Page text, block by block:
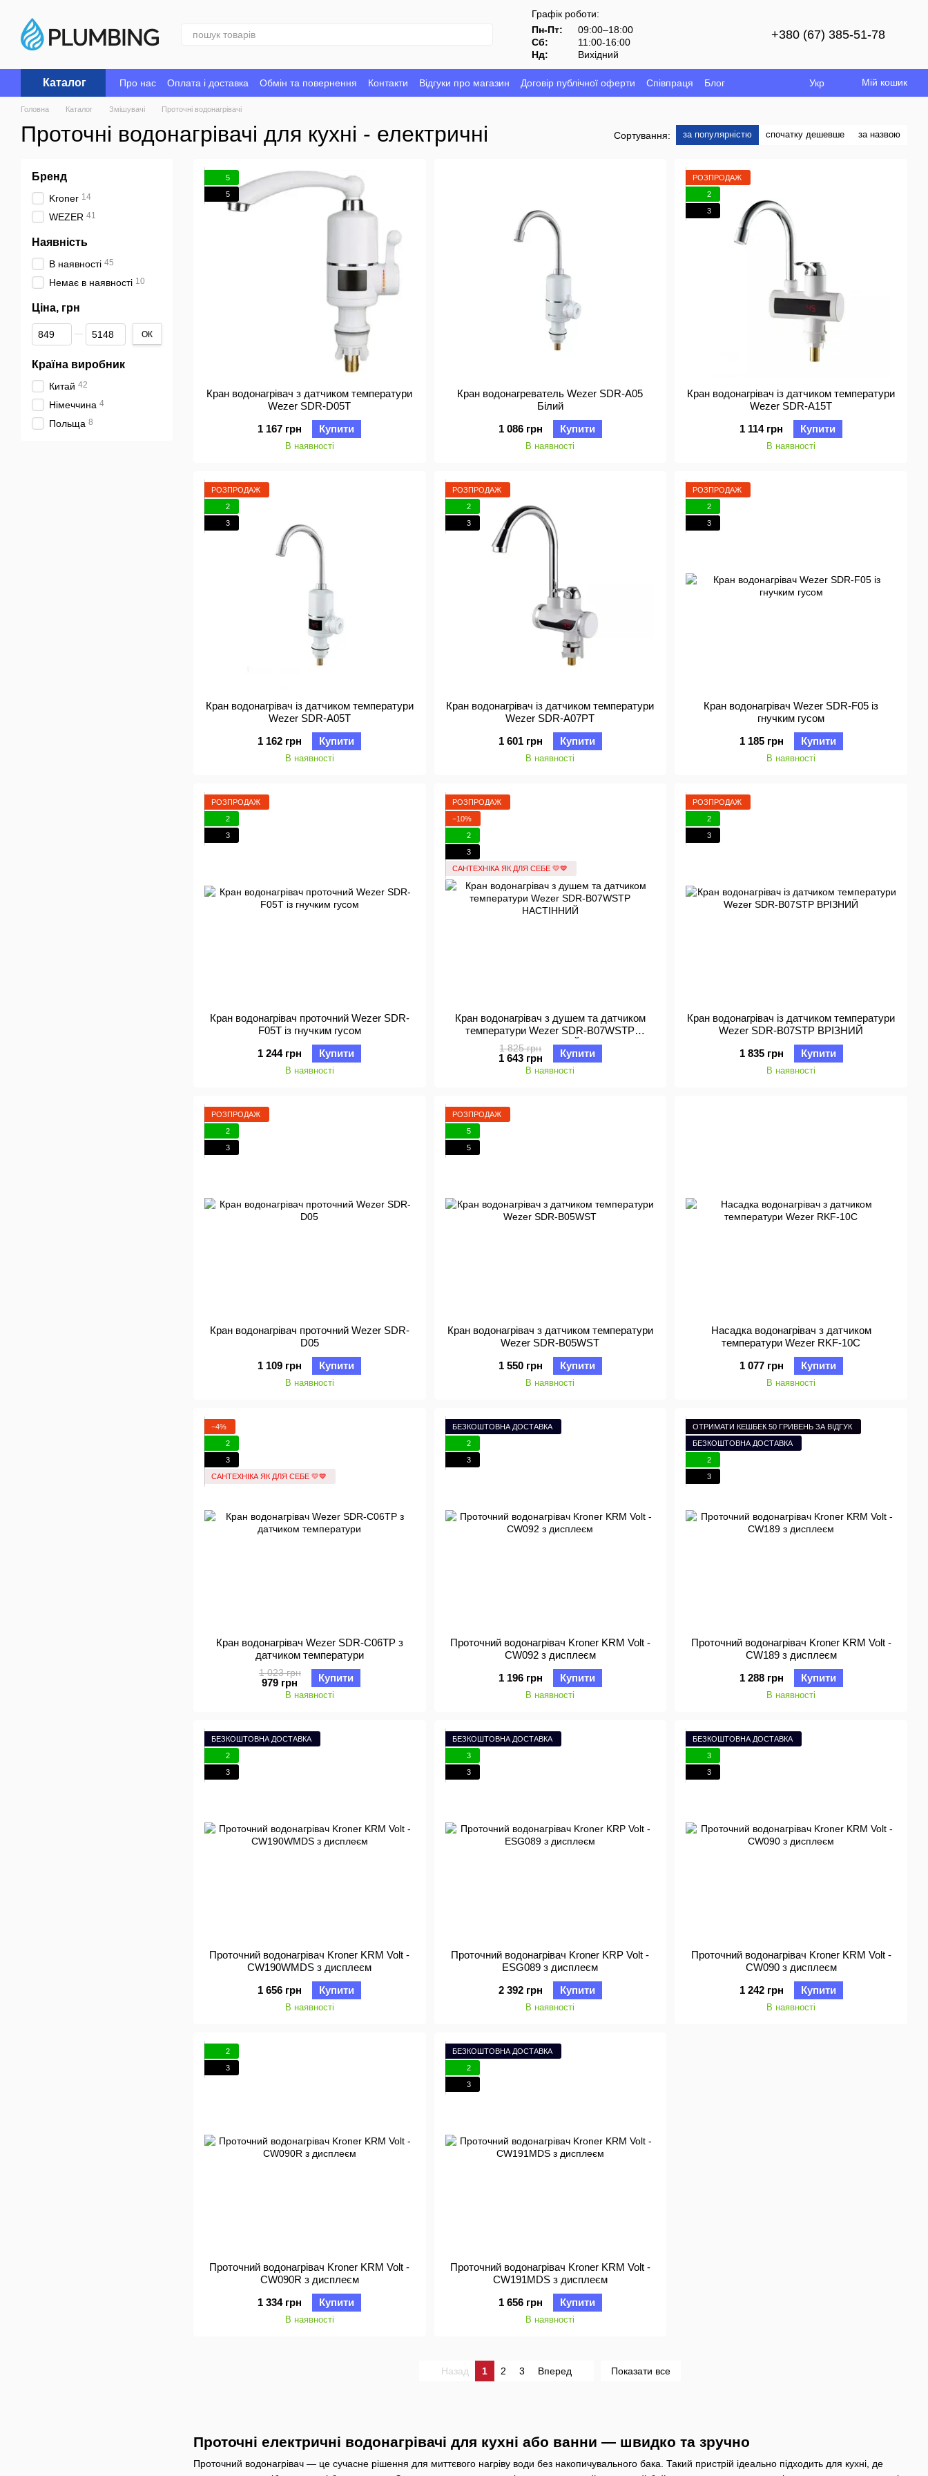
Графік роботи:
Пн-Пт:
09:00–18:00
Сб:
11:00-16:00
Нд:
Вихідний
+380 (67) 385-51-78
Каталог Про нас Оплата і доставка Обмін та повернення Контакти Відгуки про магазин Договір публічної оферти Співпраця Блог Укр Мій кошик
Головна Каталог Змішувачі Проточні водонагрівачі
Проточні водонагрівачі для кухні - електричні Сортування: за популярністю спочатку дешевше за назвою
Проточні електричні водонагрівачі для кухні або ванни — швидко та зручно
Проточний водонагрівач — це сучасне рішення для миттєвого нагріву води без накопичувального бака. Такий пристрій ідеально підходить для кухні, де
5
5
Кран водонагрівач з датчиком температури
Wezer SDR-D05T
1 167 грн
Купити
В наявності
Кран водонагреватель Wezer SDR-A05
Білий
1 086 грн
Купити
В наявності
РОЗПРОДАЖ
2
3
Кран водонагрівач із датчиком температури
Wezer SDR-A15T
1 114 грн
Купити
В наявності
РОЗПРОДАЖ
2
3
Кран водонагрівач із датчиком температури
Wezer SDR-A05T
1 162 грн
Купити
В наявності
РОЗПРОДАЖ
2
3
Кран водонагрівач із датчиком температури
Wezer SDR-A07PT
1 601 грн
Купити
В наявності
РОЗПРОДАЖ
2
3
Кран водонагрівач Wezer SDR-F05 із
гнучким гусом
1 185 грн
Купити
В наявності
РОЗПРОДАЖ
2
3
Кран водонагрівач проточний Wezer SDR-
F05T із гнучким гусом
1 244 грн
Купити
В наявності
РОЗПРОДАЖ
−10%
2
3
САНТЕХНІКА ЯК ДЛЯ СЕБЕ 💛💙
Кран водонагрівач з душем та датчиком
температури Wezer SDR-B07WSTP
НАСТІННИЙ
1 825 грн
1 643 грн Купити
В наявності
РОЗПРОДАЖ
2
3
Кран водонагрівач із датчиком температури
Wezer SDR-B07STP ВРІЗНИЙ
1 835 грн
Купити
В наявності
РОЗПРОДАЖ
2
3
Кран водонагрівач проточний Wezer SDR-
D05
1 109 грн
Купити
В наявності
РОЗПРОДАЖ
5
5
Кран водонагрівач з датчиком температури
Wezer SDR-B05WST
1 550 грн
Купити
В наявності
Насадка водонагрівач з датчиком
температури Wezer RKF-10C
1 077 грн
Купити
В наявності
−4%
2
3
САНТЕХНІКА ЯК ДЛЯ СЕБЕ 💛💙
Кран водонагрівач Wezer SDR-C06TP з
датчиком температури
1 023 грн
979 грн Купити
В наявності
БЕЗКОШТОВНА ДОСТАВКА
2
3
Проточний водонагрівач Kroner KRM Volt -
CW092 з дисплеєм
1 196 грн
Купити
В наявності
ОТРИМАТИ КЕШБЕК 50 ГРИВЕНЬ ЗА ВІДГУК
БЕЗКОШТОВНА ДОСТАВКА
2
3
Проточний водонагрівач Kroner KRM Volt -
CW189 з дисплеєм
1 288 грн
Купити
В наявності
БЕЗКОШТОВНА ДОСТАВКА
2
3
Проточний водонагрівач Kroner KRM Volt -
CW190WMDS з дисплеєм
1 656 грн
Купити
В наявності
БЕЗКОШТОВНА ДОСТАВКА
3
3
Проточний водонагрівач Kroner KRP Volt -
ESG089 з дисплеєм
2 392 грн
Купити
В наявності
БЕЗКОШТОВНА ДОСТАВКА
3
3
Проточний водонагрівач Kroner KRM Volt -
CW090 з дисплеєм
1 242 грн
Купити
В наявності
2
3
Проточний водонагрівач Kroner KRM Volt -
CW090R з дисплеєм
1 334 грн
Купити
В наявності
БЕЗКОШТОВНА ДОСТАВКА
2
3
Проточний водонагрівач Kroner KRM Volt -
CW191MDS з дисплеєм
1 656 грн
Купити
В наявності
Назад 1 2 3 Вперед Показати все
Бренд
Kroner 14
WEZER 41
Наявність
В наявності 45
Немає в наявності 10
Ціна, грн
Від Ціна, грн
До Ціна, грн ОК
Країна виробник
Китай 42
Німеччина 4
Польща 8